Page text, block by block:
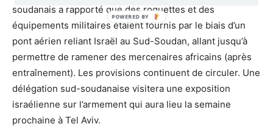
soudanais a rapporté que des roquettes et des
équipements militaires étaient fournis par le biais d’un
pont aérien reliant Israël au Sud-Soudan, allant jusqu’à
permettre de ramener des mercenaires africains (après
entraînement). Les provisions continuent de circuler. Une
délégation sud-soudanaise visitera une exposition
israélienne sur l’armement qui aura lieu la semaine
prochaine à Tel Aviv.